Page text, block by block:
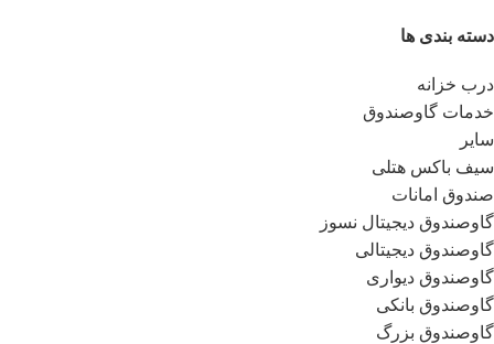
دسته بندی ها
درب خزانه
خدمات گاوصندوق
سایر
سیف باکس هتلی
صندوق امانات
گاوصندوق دیجیتال نسوز
گاوصندوق دیجیتالی
گاوصندوق دیواری
گاوصندوق بانکی
گاوصندوق بزرگ